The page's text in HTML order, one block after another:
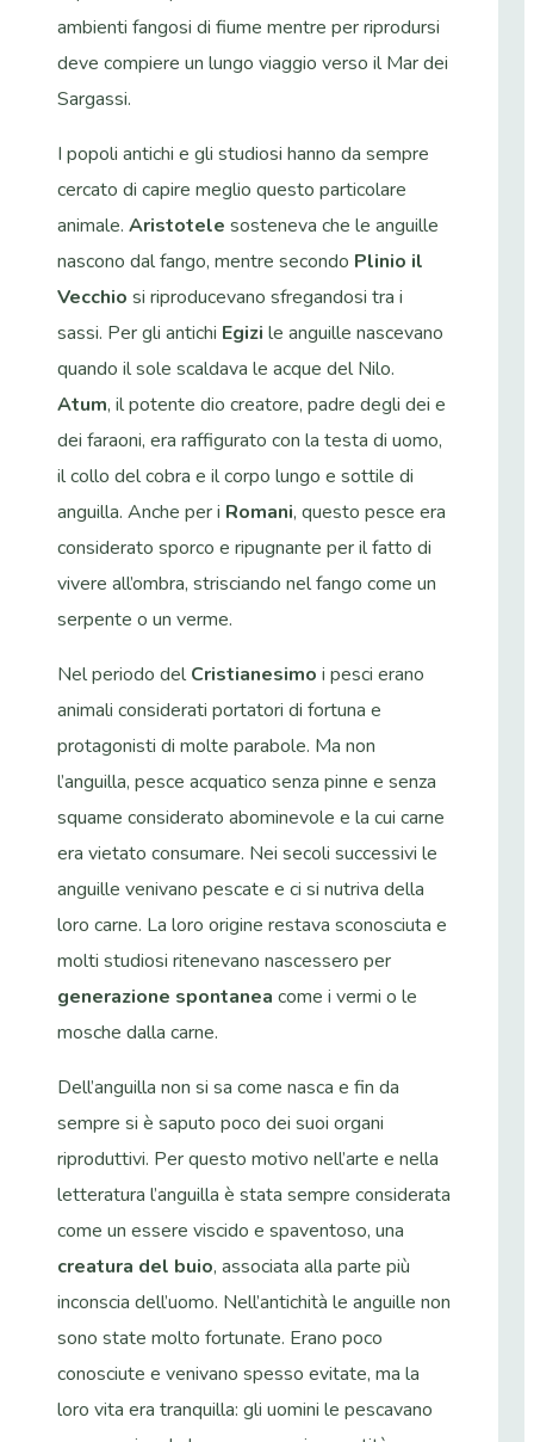
ambienti fangosi di fiume mentre per riprodursi
deve compiere un lungo viaggio verso il Mar dei
Sargassi.
I popoli antichi e gli studiosi hanno da sempre
cercato di capire meglio questo particolare
animale. Aristotele sosteneva che le anguille
nascono dal fango, mentre secondo Plinio il
Vecchio si riproducevano sfregandosi tra i
sassi. Per gli antichi Egizi le anguille nascevano
quando il sole scaldava le acque del Nilo.
Atum, il potente dio creatore, padre degli dei e
dei faraoni, era raffigurato con la testa di uomo,
il collo del cobra e il corpo lungo e sottile di
anguilla. Anche per i Romani, questo pesce era
considerato sporco e ripugnante per il fatto di
vivere all’ombra, strisciando nel fango come un
serpente o un verme.
Nel periodo delCristianesimo i pesci erano
animali considerati portatori di fortuna e
protagonisti di molte parabole. Ma non
l’anguilla, pesce acquatico senza pinne e senza
squame considerato abominevole e la cui carne
era vietato consumare. Nei secoli successivi le
anguille venivano pescate e ci si nutriva della
loro carne. La loro origine restava sconosciuta e
molti studiosi ritenevano nascessero per
generazione spontanea come i vermi o le
mosche dalla carne.
Dell’anguilla non si sa come nasca e fin da
sempre si è saputo poco dei suoi organi
riproduttivi. Per questo motivo nell’arte e nella
letteratura l’anguilla è stata sempre considerata
come un essere viscido e spaventoso, una
creatura del buio, associata alla parte più
inconscia dell’uomo. Nell’antichità le anguille non
sono state molto fortunate. Erano poco
conosciute e venivano spesso evitate, ma la
loro vita era tranquilla: gli uomini le pescavano